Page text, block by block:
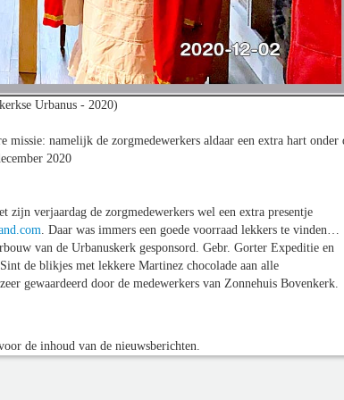
Urbanus - 2020)
namelijk de zorgmedewerkers aldaar een extra hart onder
2020
verjaardag de zorgmedewerkers wel een extra presentje
. Daar was immers een goede voorraad lekkers te vinden…
van de Urbanuskerk gesponsord. Gebr. Gorter Expeditie en
de blikjes met lekkere Martinez chocolade aan alle
gewaardeerd door de medewerkers van Zonnehuis Bovenkerk.
de inhoud van de nieuwsberichten.